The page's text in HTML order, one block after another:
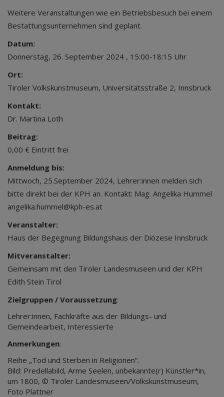
Weitere Veranstaltungen wie ein Betriebsbesuch bei einem
Bestattungsunternehmen sind geplant.
Datum:
Donnerstag, 26. September 2024 , 15:00-18:15 Uhr
Ort:
Tiroler Volkskunstmuseum, Universitätsstraße 2, Innsbruck
Kontakt:
Dr. Martina Loth
Beitrag:
0,00 € Eintritt frei
Anmeldung bis:
Mittwoch, 25.September 2024, Lehrer:innen melden sich
bitte direkt bei der KPH an. Kontakt: Mag. Angelika Hummel
angelika.hummel@kph-es.at
Veranstalter:
Haus der Begegnung Bildungshaus der Diözese Innsbruck
Mitveranstalter:
Gemeinsam mit den Tiroler Landesmuseen und der KPH
Edith Stein Tirol
Zielgruppen / Voraussetzung:
Lehrer:innen, Fachkräfte aus der Bildungs- und
Gemeindearbeit, Interessierte
Anmerkungen:
Reihe „Tod und Sterben in Religionen“.
Bild: Predellabild, Arme Seelen, unbekannte(r) Künstler*in,
um 1800, © Tiroler Landesmuseen/Volkskunstmuseum,
Foto Plattner